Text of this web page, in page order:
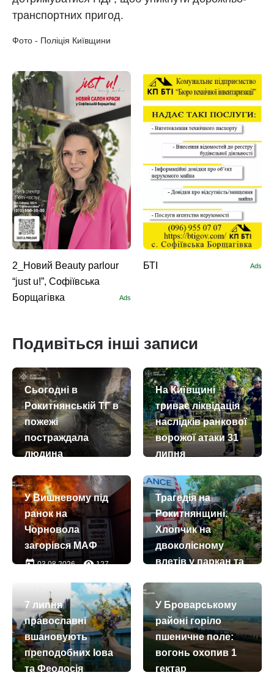
транспортних пригод.
Фото - Поліція Київщини
2_Новий Beauty parlour
“just u!”, Софіївська
Борщагівка
Ads
БТІ Ads
Подивіться інші записи
Сьогодні в
Рокитнянській ТГ в
пожежі
постраждала
людина
На Київщині
триває ліквідація
наслідків ранкової
ворожої атаки 31
липня
У Вишневому під
ранок на
Чорновола
загорівся МАФ
today03.08.2026 remove_red_eye127
Трагедія на
Рокитнянщині.
Хлопчик на
двоколісному
влетів у паркан та
today03.08.2026
7 липня
православні
вшановують
преподобних Іова
та Феодосія
У Броварському
районі горіло
пшеничне поле:
вогонь охопив 1
гектар